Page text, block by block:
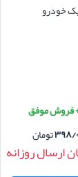
خودرو
۰۰۰تومان
ارسال روزانه